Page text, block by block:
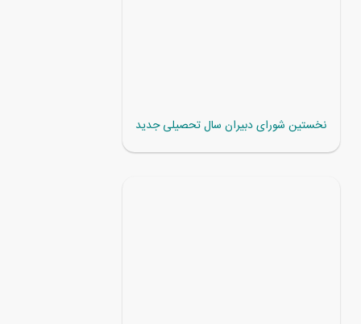
نخستین شورای دبیران سال تحصیلی جدید